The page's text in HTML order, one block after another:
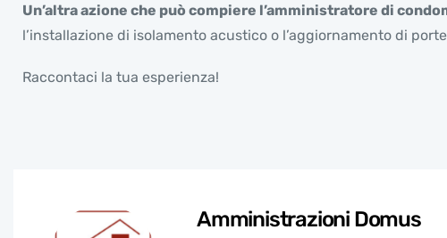
Un’altra azione che può compiere l’amministratore di
l’installazione di isolamento acustico o l’aggiornamento di
Raccontaci la tua esperienza!
Amministrazioni Domus